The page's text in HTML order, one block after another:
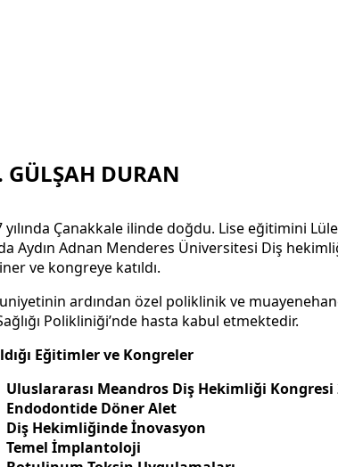
GÜLŞAH DURAN
yılında Çanakkale ilinde doğdu. Lise eğitimini
Aydın Adnan Menderes Üniversitesi Diş
ve kongreye katıldı.
ardından özel poliklinik ve
Polikliniği’nde hasta kabul etmektedir.
Eğitimler ve Kongreler
Uluslararası Meandros Diş Hekimliği Kongresi
Endodontide Döner Alet
Diş Hekimliğinde İnovasyon
Temel İmplantoloji